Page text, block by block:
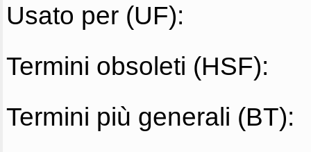
Usato per (UF):
Termini obsoleti (HSF):
Termini più generali (BT):